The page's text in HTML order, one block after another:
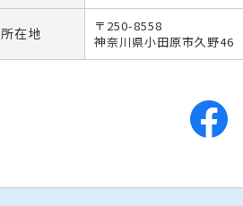
所在地
〒250-8558
神奈川県小田原市久野46